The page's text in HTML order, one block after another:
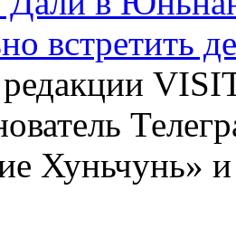
встретить
редакции
Хуньчунь»